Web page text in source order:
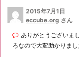
2015年7月1日
eccube.org さん
ありがとうございま
ろなので大変助かりまし